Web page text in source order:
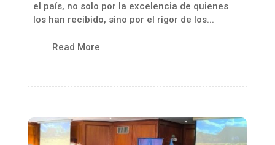
el país, no solo por la excelencia de quienes
los han recibido, sino por el rigor de los...
Read More